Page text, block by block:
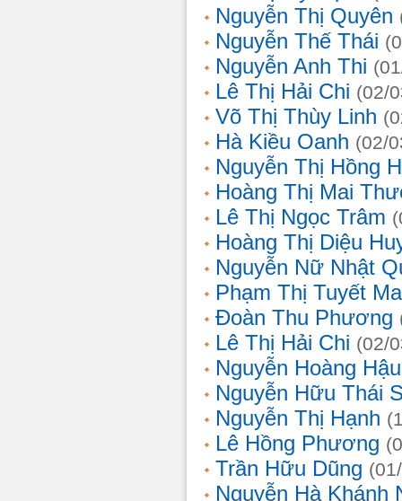
Nguyễn Thị Quyên
Nguyễn Thế Thái
Nguyễn Anh Thi
Lê Thị Hải Chi (02/
Võ Thị Thùy Linh
Hà Kiều Oanh (02/
Nguyễn Thị Hồng
Hoàng Thị Mai
Lê Thị Ngọc Trâm
Hoàng Thị Diệu
Nguyễn Nữ Nhật
Phạm Thị Tuyết
Đoàn Thu Phương
Lê Thị Hải Chi (02/
Nguyễn Hoàng Hậu
Nguyễn Hữu Thái
Nguyễn Thị Hạnh
Lê Hồng Phương
Trần Hữu Dũng
Nguyễn Hà Khánh